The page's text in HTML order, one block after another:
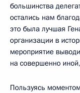
большинства
остались нам
это была лучшая
организации в
мероприятие
на совершенно
Пользуясь